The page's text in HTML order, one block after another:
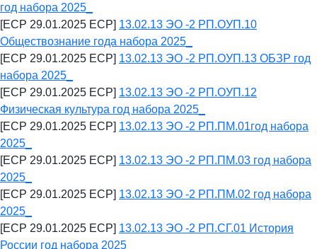
год набора 2025_
[ECP 29.01.2025 ECP] 13.02.13 ЭО -2 РП.ОУП.10
Обществознание года набора 2025_
[ECP 29.01.2025 ECP] 13.02.13 ЭО -2 РП.ОУП.13 ОБЗР год
набора 2025_
[ECP 29.01.2025 ECP] 13.02.13 ЭО -2 РП.ОУП.12
Физическая культура год набора 2025_
[ECP 29.01.2025 ECP] 13.02.13 ЭО -2 РП.ПМ.01год набора
2025_
[ECP 29.01.2025 ECP] 13.02.13 ЭО -2 РП.ПМ.03 год набора
2025_
[ECP 29.01.2025 ECP] 13.02.13 ЭО -2 РП.ПМ.02 год набора
2025_
[ECP 29.01.2025 ECP] 13.02.13 ЭО -2 РП.СГ.01 История
России год набора 2025_